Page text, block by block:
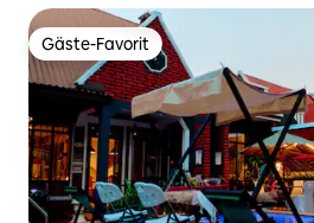
Gäste-Favorit
Gäste-Favorit